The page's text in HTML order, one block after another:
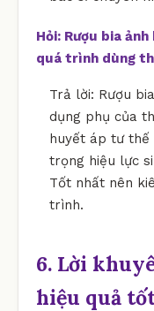
Hỏi: Rượu bia
quá trình dùng
Trả lời: Rượu
dụng phụ của
huyết áp tư thế
trọng hiệu lực
Tốt nhất nên
trình.
6. Lời
hiệu quả